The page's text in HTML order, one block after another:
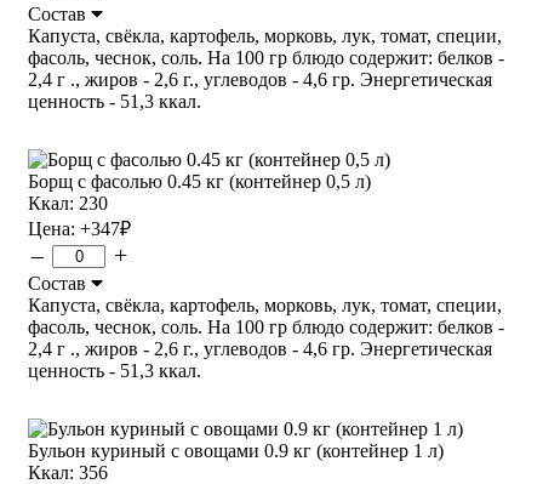
Состав
Капуста, свёкла, картофель, морковь, лук, томат, специи,
фасоль, чеснок, соль. На 100 гр блюдо содержит: белков -
2,4 г ., жиров - 2,6 г., углеводов - 4,6 гр. Энергетическая
ценность - 51,3 ккал.
Борщ с фасолью 0.45 кг (контейнер 0,5 л)
Ккал: 230
Цена: +347₽
– +
Состав
Капуста, свёкла, картофель, морковь, лук, томат, специи,
фасоль, чеснок, соль. На 100 гр блюдо содержит: белков -
2,4 г ., жиров - 2,6 г., углеводов - 4,6 гр. Энергетическая
ценность - 51,3 ккал.
Бульон куриный с овощами 0.9 кг (контейнер 1 л)
Ккал: 356